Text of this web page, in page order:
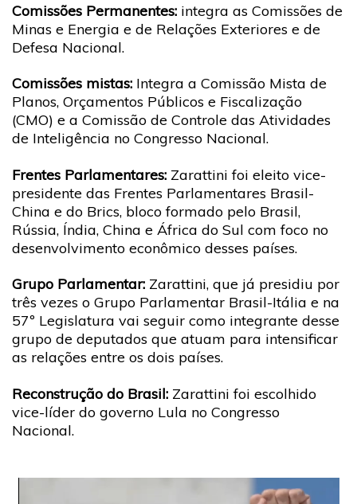
Comissões Permanentes: integra as Comissões de
Minas e Energia e de Relações Exteriores e de
Defesa Nacional.
Comissões mistas: Integra a Comissão Mista de
Planos, Orçamentos Públicos e Fiscalização
(CMO) e a Comissão de Controle das Atividades
de Inteligência no Congresso Nacional.
Frentes Parlamentares: Zarattini foi eleito vice-
presidente das Frentes Parlamentares Brasil-
China e do Brics, bloco formado pelo Brasil,
Rússia, Índia, China e África do Sul com foco no
desenvolvimento econômico desses países.
Grupo Parlamentar: Zarattini, que já presidiu por
três vezes o Grupo Parlamentar Brasil-Itália e na
57º Legislatura vai seguir como integrante desse
grupo de deputados que atuam para intensificar
as relações entre os dois países.
Reconstrução do Brasil: Zarattini foi escolhido
vice-líder do governo Lula no Congresso
Nacional.